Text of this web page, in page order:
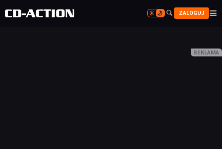

 ZALOGUJ 
